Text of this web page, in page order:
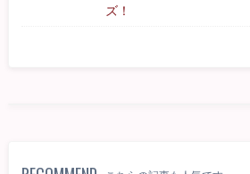
ズ！